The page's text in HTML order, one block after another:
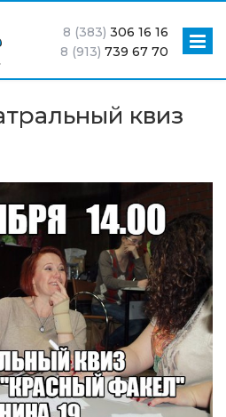
8 (383) 306 16 16
8 (913) 739 67 70
квиз